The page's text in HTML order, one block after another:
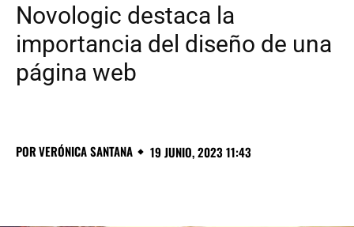
Novologic destaca la
importancia del diseño de una
página web
PORVERÓNICA SANTANA 19 JUNIO, 2023 11:43